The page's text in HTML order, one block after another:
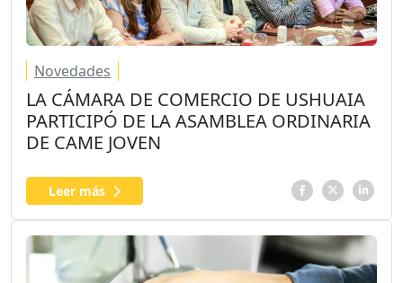
Novedades
LA CÁMARA DE COMERCIO DE USHUAIA
PARTICIPÓ DE LA ASAMBLEA ORDINARIA
DE CAME JOVEN
Leer más